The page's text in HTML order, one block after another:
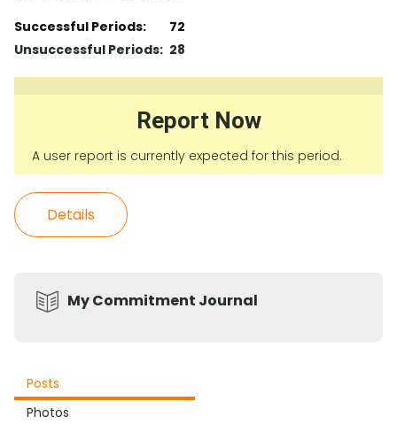
Successful Periods:
72
Unsuccessful Periods: 28
Report Now
A user report is currently expected for this period.
Details
My Commitment Journal
Posts
Photos